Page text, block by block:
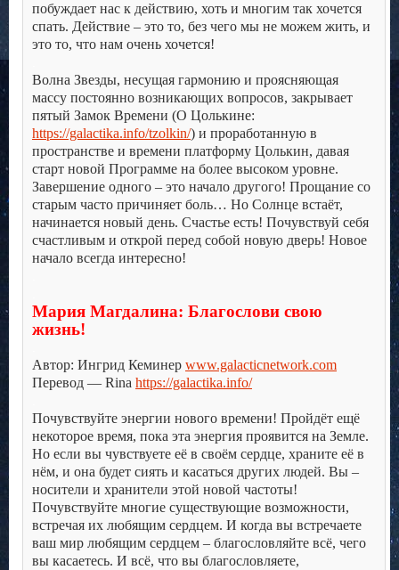
побуждает нас к действию, хоть и многим так хочется
спать. Действие – это то, без чего мы не можем жить, и
это то, что нам очень хочется!
Волна Звезды, несущая гармонию и проясняющая
массу постоянно возникающих вопросов, закрывает
пятый Замок Времени (О Цолькине:
https://galactika.info/tzolkin/) и проработанную в
пространстве и времени платформу Цолькин, давая
старт новой Программе на более высоком уровне.
Завершение одного – это начало другого! Прощание со
старым часто причиняет боль… Но Солнце встаёт,
начинается новый день. Счастье есть! Почувствуй себя
счастливым и открой перед собой новую дверь! Новое
начало всегда интересно!
Мария Магдалина: Благослови свою
жизнь!
Автор: Ингрид Кеминер www.galacticnetwork.com
Перевод — Rina https://galactika.info/
Почувствуйте энергии нового времени! Пройдёт ещё
некоторое время, пока эта энергия проявится на Земле.
Но если вы чувствуете её в своём сердце, храните её в
нём, и она будет сиять и касаться других людей. Вы –
носители и хранители этой новой частоты!
Почувствуйте многие существующие возможности,
встречая их любящим сердцем. И когда вы встречаете
ваш мир любящим сердцем – благословляйте всё, чего
вы касаетесь. И всё, что вы благословляете,